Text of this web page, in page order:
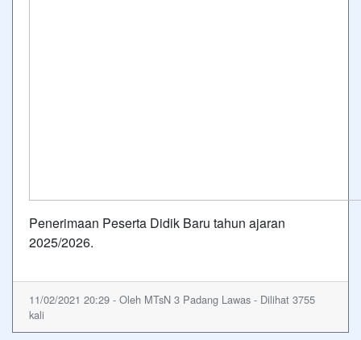
Penerimaan Peserta Didik Baru tahun ajaran
2025/2026.
11/02/2021 20:29 - Oleh MTsN 3 Padang Lawas - Dilihat 3755
kali